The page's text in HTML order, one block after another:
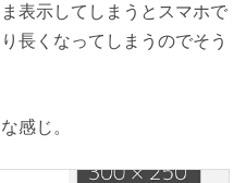
表示してしまうとスマホで
長くなってしまうのでそう
感じ。